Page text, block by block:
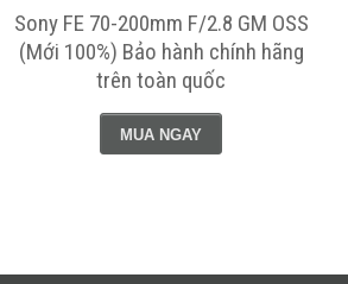
Sony FE 70-200mm F/2.8 GM OSS
(Mới 100%) Bảo hành chính hãng
trên toàn quốc
MUA NGAY